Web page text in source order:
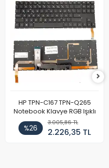
HP TPN-C167 TPN-Q265
Notebook Klavye RGB Işıklı
%26
3.005,86 TL
2.226,35 TL